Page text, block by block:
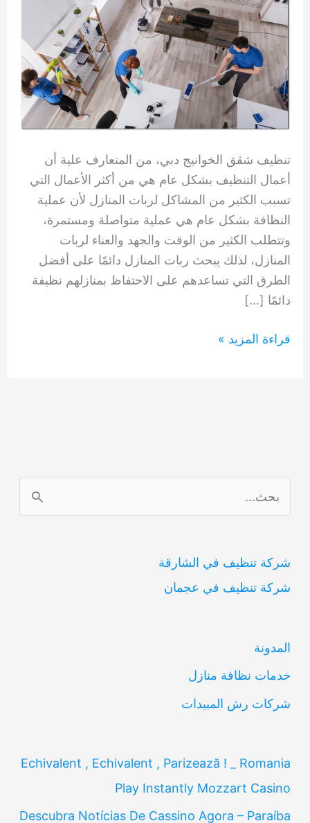
تنظيف شقق الخوانيج دبي، من المتعارف علية أن
أعمال التنظيف بشكل عام هي من أكثر الأعمال التي
تسبب الكثير من المشاكل لربات المنازل لأن عملية
النظافة بشكل عام هي عملية متواصلة ومستمرة،
وتتطلب الكثير من الوقت والجهد والعناء لربات
المنازل، لذلك يبحث ربات المنازل دائمًا على أفضل
الطرق التي تساعدهم على الاحتفاظ بمنازلهم نظيفة
دائمًا […]
تنظيف
قراءة المزيد »
ل
ح
ث
شركة تنظيف في الشارقة
شركة تنظيف في عجمان
المدونة
خدمات نظافة منازل
شركات رش المبيدات
Echivalent , Echivalent , Parizează ! _ Romania
Play Instantly Mozzart Casino
Descubra Notícias De Cassino Agora – Paraíba